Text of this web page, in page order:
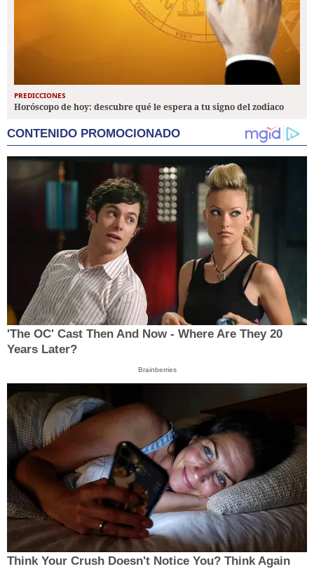
PREDICCIONES
Horóscopo de hoy: descubre qué le espera a tu signo del zodiaco
CONTENIDO PROMOCIONADO
'The OC' Cast Then And Now - Where Are They 20
Years Later?
Brainberries
Think Your Crush Doesn't Notice You? Think Again